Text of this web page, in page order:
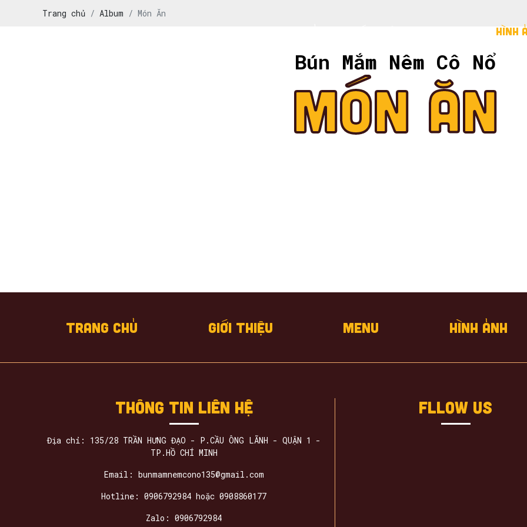
HÌNH
Trang chủ Album Món Ăn
Món Ăn
Trang chủ Giới thiệu Menu Hình ảnh
Thông tin liên hệ
Địa chỉ: 135/28 TRẦN HƯNG ĐẠO - P.CẦU ÔNG LÃNH - QUẬN 1 -
TP.HỒ CHÍ MINH
Email: bunmamnemcono135@gmail.com
Hotline: 0906792984 hoặc 0908860177
Zalo: 0906792984
Fllow Us